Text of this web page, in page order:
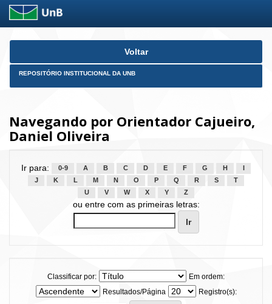
Skip
Voltar
REPOSITÓRIO INSTITUCIONAL DA UNB
Navegando por Orientador Cajueiro,
Daniel Oliveira
Ir para: 0-9 A B C D E F G H
J
K L M N O P Q R S
T
U
V W X Y Z
ou entre com as primeiras letras:
Classificar por:
Em ordem:
Resultados/Página
Registro(s):